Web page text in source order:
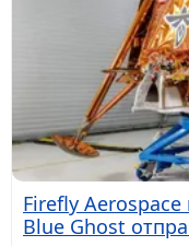
Firefly
Blue Ghost